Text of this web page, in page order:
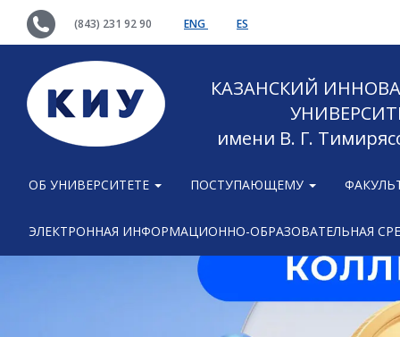
(843) 231 92 90 ENG ES
КАЗАНСКИЙ
имени В. Г.
ОБ УНИВЕРСИТЕТЕ ПОСТУПАЮЩЕМУ
ЭЛЕКТРОННАЯ ИНФОРМАЦИОННО-ОБРАЗОВАТЕЛЬНАЯ